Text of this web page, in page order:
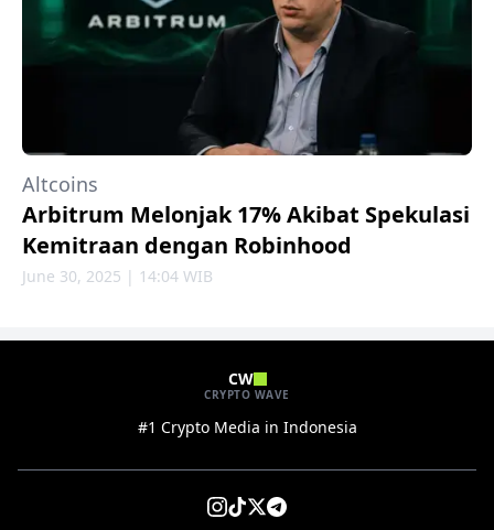
Altcoins
Arbitrum Melonjak 17% Akibat Spekulasi
Kemitraan dengan Robinhood
June 30, 2025 | 14:04 WIB
CW
CRYPTO WAVE
#1 Crypto Media in Indonesia